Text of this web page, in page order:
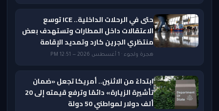
حتى في الرحلات الداخلية.. ICE توسع
الاعتقالات داخل المطارات وتستهدف بعض
منتظري الجرين كارد وتمديد الإقامة
هجرة ولجوء · 1 أغسطس 2026 — 12:51 PM
ابتداءً من الاثنين.. أمريكا تجعل «ضمان
تأشيرة الزيارة» دائمًا وترفع قيمته إلى 20
ألف دولار لمواطني 50 دولة